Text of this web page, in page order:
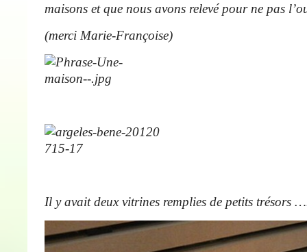
maisons et que nous avons relevé pour ne pas
(merci Marie-Françoise)
Il y avait deux vitrines remplies de petits trésors